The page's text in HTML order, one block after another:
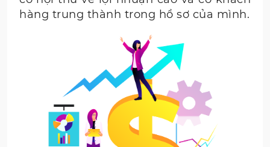
hàng trung thành trong hồ sơ của mình.